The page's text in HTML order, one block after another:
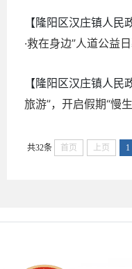
【隆阳区汉庄镇人民
·救在身边”人道公益
【隆阳区汉庄镇人民
旅游”，开启假期“慢
共32条 首页 上页 1